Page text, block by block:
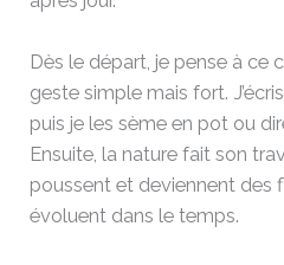
Dès le départ, je pense à ce
geste simple mais fort.
puis je les sème en pot ou
Ensuite, la nature fait son
poussent et deviennent des
évoluent dans le temps.